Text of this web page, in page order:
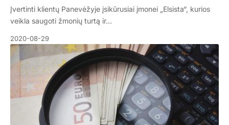
Įvertinti klientų Panevėžyje įsikūrusiai įmonei „Elsista“, kurios
veikla saugoti žmonių turtą ir…
2020-08-29